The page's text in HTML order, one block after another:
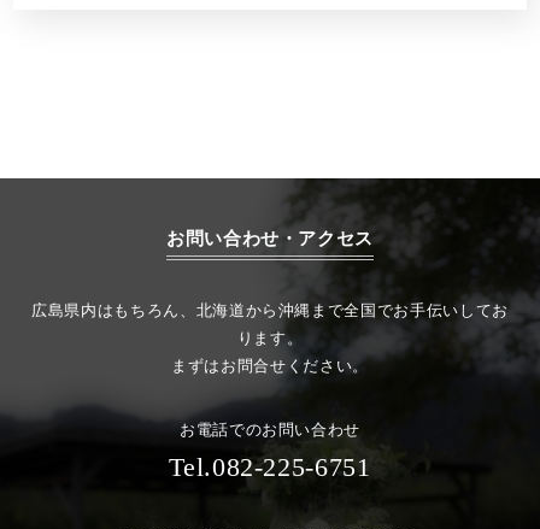
お問い合わせ・アクセス
広島県内はもちろん、北海道から沖縄まで全国でお手伝いしてお
ります。
まずはお問合せください。
お電話でのお問い合わせ
Tel.082-225-6751